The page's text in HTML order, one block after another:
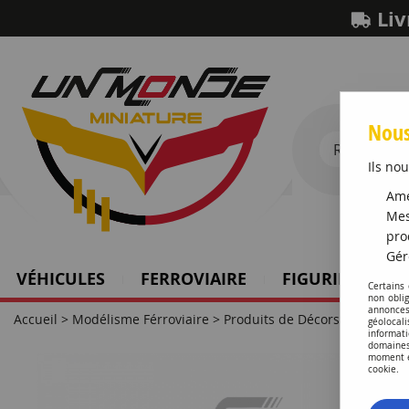
VÉHICULES FERROVIAIRE FIGURINES
Accueil > Modélisme Férroviaire > Produits de Décors
Ils
Certains
non
moment
cookie.